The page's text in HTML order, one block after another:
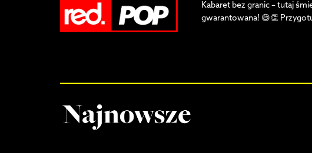
Kabaret bez granic – tutaj
gwarantowana! 😄👏